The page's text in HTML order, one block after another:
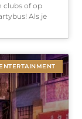
clubs of op
Als je
ENTERTAINMENT